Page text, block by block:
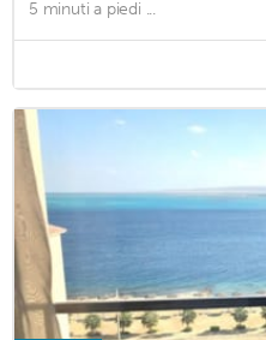
5 minuti a piedi ...